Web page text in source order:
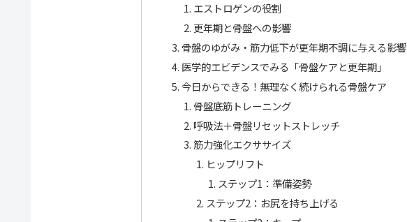
エストロゲンの役割
更年期と骨盤への影響
骨盤のゆがみ・筋力低下が更年期不調に与える影響
医学的エビデンスでみる「骨盤ケアと更年期」
今日からできる！無理なく続けられる骨盤ケア
骨盤底筋トレーニング
呼吸法＋骨盤リセットストレッチ
筋力強化エクササイズ
ヒップリフト
ステップ1：準備姿勢
ステップ2：お尻を持ち上げる